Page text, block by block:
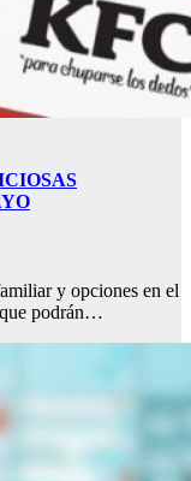
y opciones en el
que podrán…